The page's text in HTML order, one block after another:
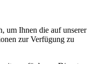
um Ihnen die auf unserer
zur Verfügung zu